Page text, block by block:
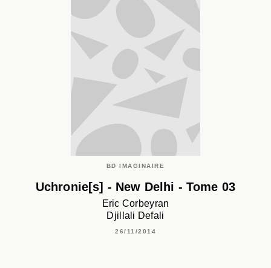
BD IMAGINAIRE
Uchronie[s] - New Delhi - Tome 03
Eric Corbeyran
Djillali Defali
26/11/2014